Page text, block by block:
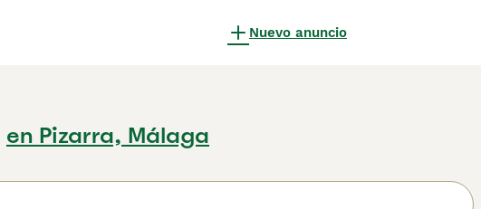
Nuevo anuncio
en Pizarra, Málaga